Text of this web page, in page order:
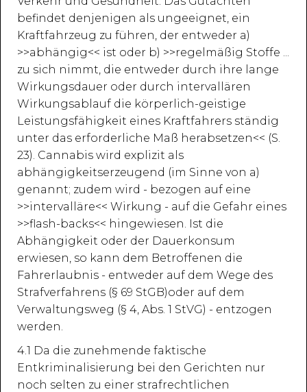
befindet denjenigen als ungeeignet, ein
Kraftfahrzeug zu führen, der entweder a)
>>abhängig<< ist oder b) >>regelmäßig Stoffe ...
zu sich nimmt, die entweder durch ihre lange
Wirkungsdauer oder durch intervallären
Wirkungsablauf die körperlich-geistige
Leistungsfähigkeit eines Kraftfahrers ständig
unter das erforderliche Maß herabsetzen<< (S.
23). Cannabis wird explizit als
abhängigkeitserzeugend (im Sinne von a)
genannt; zudem wird - bezogen auf eine
>>intervalläre<< Wirkung - auf die Gefahr eines
>>flash-backs<< hingewiesen. Ist die
Abhängigkeit oder der Dauerkonsum
erwiesen, so kann dem Betroffenen die
Fahrerlaubnis - entweder auf dem Wege des
Strafverfahrens (§ 69 StGB)oder auf dem
Verwaltungsweg (§ 4, Abs. 1 StVG) - entzogen
werden.
4.1 Da die zunehmende faktische
Entkriminalisierung bei den Gerichten nur
noch selten zu einer strafrechtlichen